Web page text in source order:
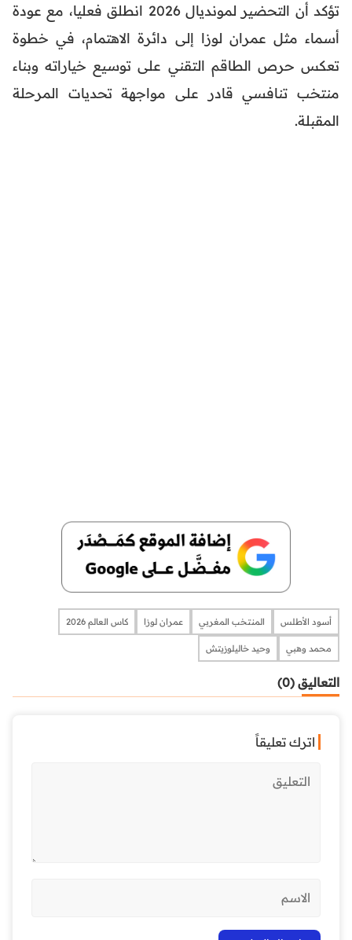
تؤكد أن التحضير لمونديال 2026 انطلق فعليا، مع عودة
أسماء مثل عمران لوزا إلى دائرة الاهتمام، في خطوة
تعكس حرص الطاقم التقني على توسيع خياراته وبناء
منتخب تنافسي قادر على مواجهة تحديات المرحلة
المقبلة.
أسود الأطلس المنتخب المغربي عمران لوزا كاس العالم 2026
محمد وهبي وحيد خاليلوزيتش
التعاليق (0)
اترك تعليقاً